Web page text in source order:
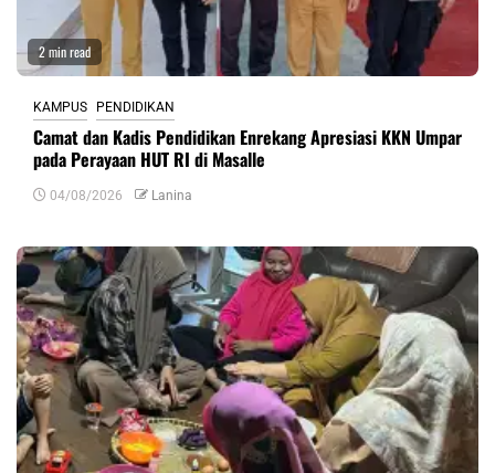
2 min read
KAMPUS PENDIDIKAN
Camat dan Kadis Pendidikan Enrekang Apresiasi KKN Umpar
pada Perayaan HUT RI di Masalle
04/08/2026 Lanina